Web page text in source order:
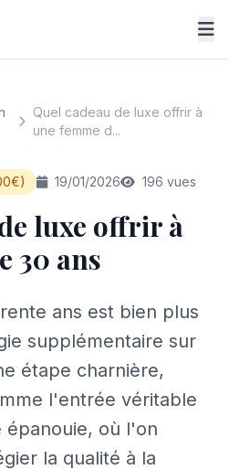
Quel cadeau de luxe offrir à
une femme d...
19/01/2026 196 vues
luxe offrir à
30 ans
ans est bien plus
supplémentaire sur
étape charnière,
l'entrée véritable
épanouie, où l'on
la qualité à la